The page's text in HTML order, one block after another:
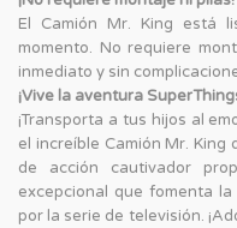
El Camión Mr. King está
momento. No requiere
inmediato y sin
¡Vive la aventura
¡Transporta a tus hijos al
el increíble Camión Mr. King
de acción cautivador
excepcional que fomenta
por la serie de televisión.